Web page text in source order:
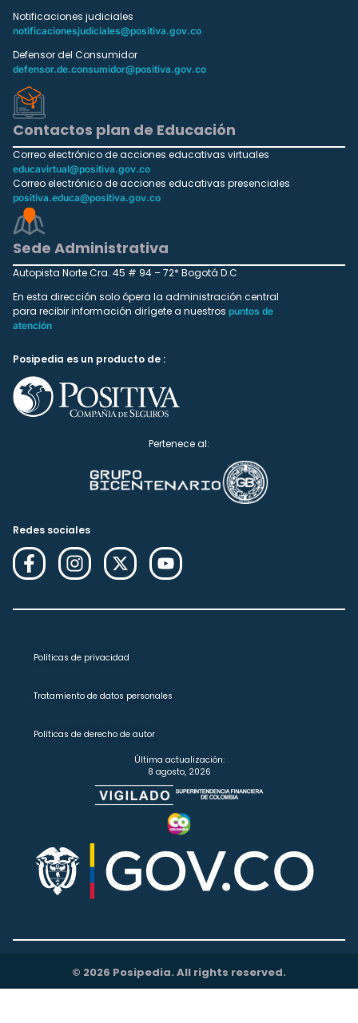
Notificaciones judiciales
notificacionesjudiciales@positiva.gov.co
Defensor del Consumidor
defensor.de.consumidor@positiva.gov.co
Contactos plan de Educación
Correo electrónico de acciones educativas virtuales
educavirtual@positiva.gov.co
Correo electrónico de acciones educativas presenciales
positiva.educa@positiva.gov.co
Sede Administrativa
Autopista Norte Cra. 45 # 94 – 72* Bogotá D.C
En esta dirección solo ópera la administración central
para recibir información dirígete a nuestros puntos de
atención
Posipedia es un producto de :
Pertenece al:
Redes sociales
Políticas de privacidad
Tratamiento de datos personales
Políticas de derecho de autor
Última actualización:
8 agosto, 2026
© 2026 Posipedia. All rights reserved.